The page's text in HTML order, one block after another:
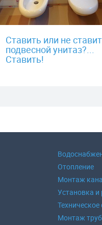
Ставить или не
подвесной унитаз?...
Ставить!
Отопление
Монтаж
Установка и
Монтаж труб